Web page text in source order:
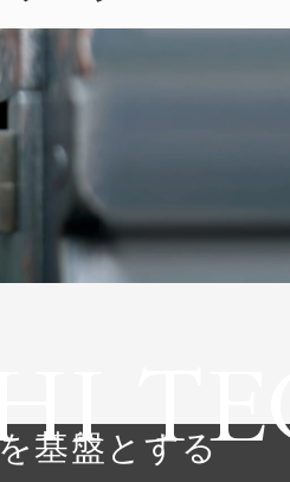
基盤とする